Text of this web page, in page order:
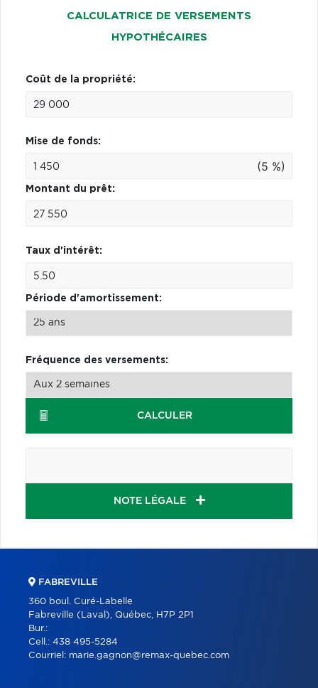
CALCULATRICE DE VERSEMENTS
HYPOTHÉCAIRES
Coût de la propriété:
Mise de fonds:
(5 %)
Montant du prêt:
Taux d'intérêt:
Période d'amortissement:
Fréquence des versements:
CALCULER
NOTE LÉGALE
FABREVILLE
360 boul. Curé-Labelle
Fabreville (Laval), Québec, H7P 2P1
Bur.:
Cell.: 438 495-5284
Courriel: marie.gagnon@remax-quebec.com